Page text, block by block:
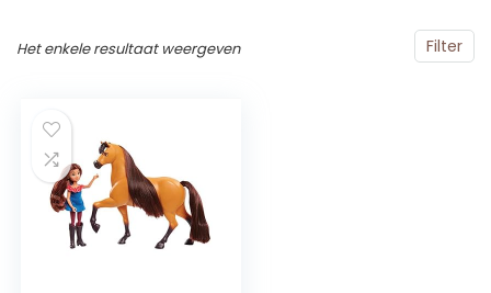
Filter
Het enkele resultaat weergeven